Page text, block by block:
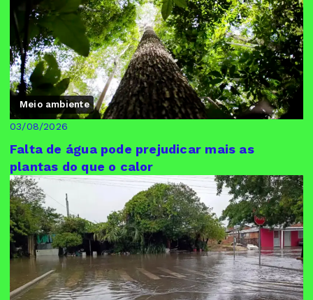
Meio ambiente
03/08/2026
Falta de água pode prejudicar mais as
plantas do que o calor